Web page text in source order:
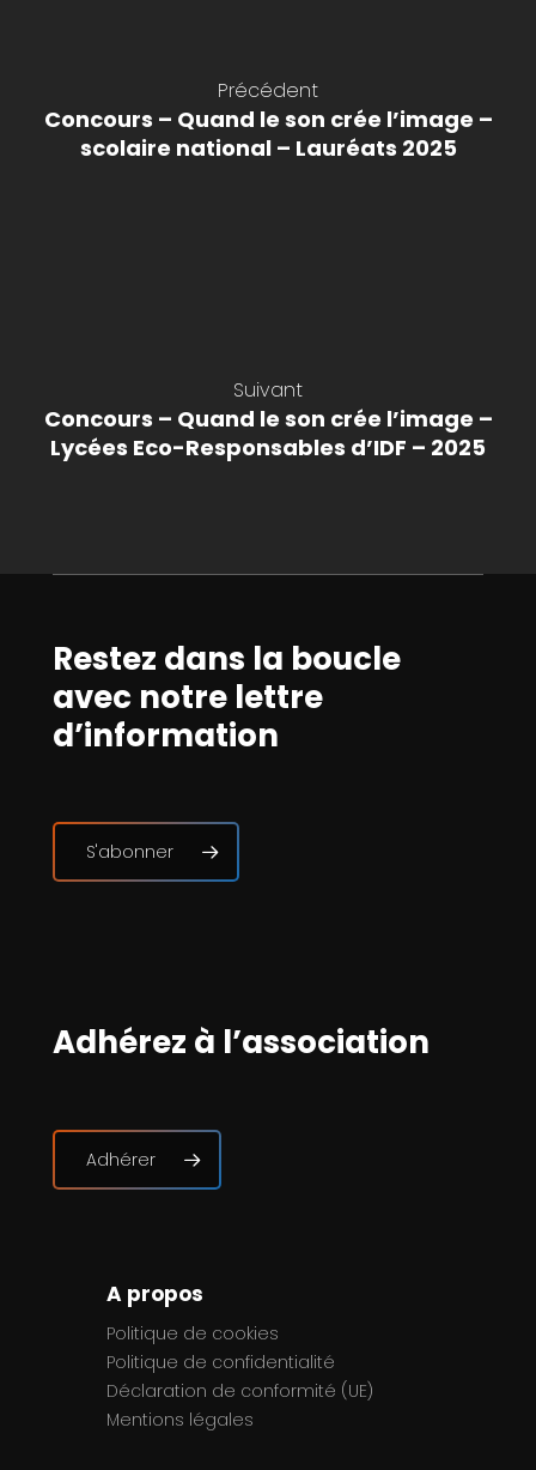
Précédent
Concours – Quand le son crée l’image –
scolaire national – Lauréats 2025
Suivant
Concours – Quand le son crée l’image –
Lycées Eco-Responsables d’IDF – 2025
Restez dans la boucle
avec notre lettre
d’information
S'abonner
Adhérez à l’association
Adhérer
A propos
Politique de cookies
Politique de confidentialité
Déclaration de conformité (UE)
Mentions légales